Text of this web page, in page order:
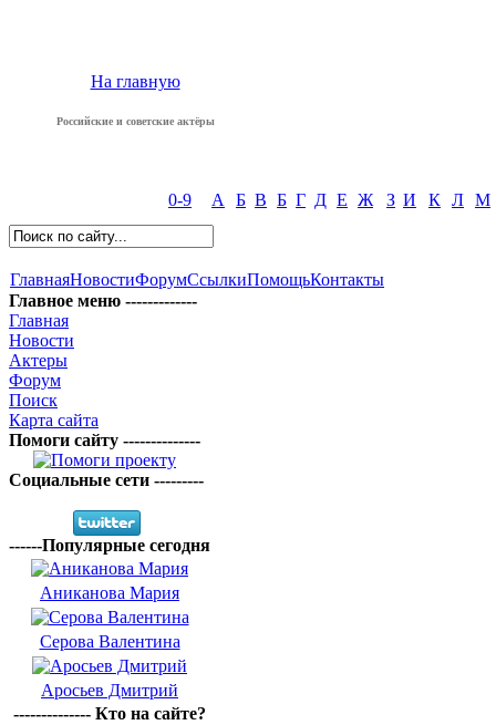
На главную
Российские и советские актёры
0-9 А Б В Б Г Д Е Ж З И К Л М
ГлавнаяНовостиФорумСсылкиПомощьКонтакты
Главное меню -------------
Главная
Новости
Актеры
Форум
Поиск
Карта сайта
Помоги сайту --------------
Социальные сети ---------
------Популярные сегодня
Аниканова Мария
Серова Валентина
Аросьев Дмитрий
-------------- Кто на сайте?